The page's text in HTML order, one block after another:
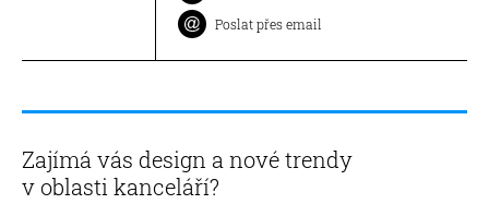
Poslat přes email
Zajímá vás design a nové trendy
v oblasti kanceláří?